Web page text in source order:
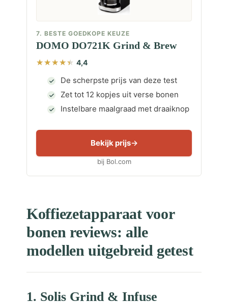
7. BESTE GOEDKOPE KEUZE
DOMO DO721K Grind & Brew
4,4
De scherpste prijs van deze test
Zet tot 12 kopjes uit verse bonen
Instelbare maalgraad met draaiknop
Bekijk prijs
bij Bol.com
Koffiezetapparaat voor
bonen reviews: alle
modellen uitgebreid getest
1. Solis Grind & Infuse